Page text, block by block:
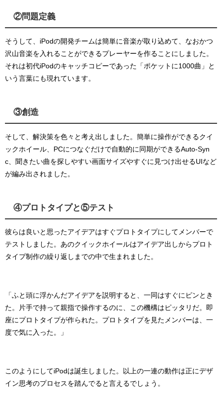
②問題定義
そうして、iPodの開発チームは簡単に音楽が取り込めて、なおかつ
沢山音楽を入れることができるプレーヤーを作ることにしました。
それは初代iPodのキャッチコピーであった「ポケットに1000曲」と
いう言葉にも現れています。
③創造
そして、解決策を色々と考え出しました。 簡単に操作ができるクイ
ックホイール、PCにつなぐだけで自動的に同期ができるAuto-Syn
c、聞きたい曲を探しやすい画面サイズやすぐに見つけ出せるUIなど
が編み出されました。
④プロトタイプと⑤テスト
彼らは良いと思ったアイデアはすぐプロトタイプにしてメンバーで
テストしました。あのクイックホイールはアイデア出しからプロト
タイプ制作の繰り返しまでの中で生まれました。
「ふと頭に浮かんだアイデアを説明すると、一同はすぐにピンとき
た。片手で持って親指で操作するのに、この機構はピッタリだ。即
座にプロトタイプが作られた。プロトタイプを見たメンバーは、一
度で気に入った。」
このようにしてiPodは誕生しました。以上の一連の動作は正にデザ
イン思考のプロセスを踏んでると言えるでしょう。